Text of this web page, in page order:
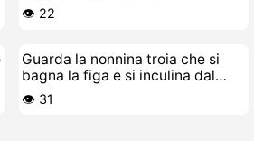
👁️ 22
Guarda la nonnina troia che si
bagna la figa e si inculina dal
cazzo duro
👁️ 31